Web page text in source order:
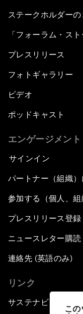
こ
ステークホルダー
「フォーラム・スト
プレスリリース
フォトギャラリー
ビデオ
ポッドキャスト
エンゲージメント
サインイン
パートナー（組織）
参加する（個人、組
プレスリリース登録
ニュースレター購読
連絡先 (英語のみ)
リンク
サステナビリティへ